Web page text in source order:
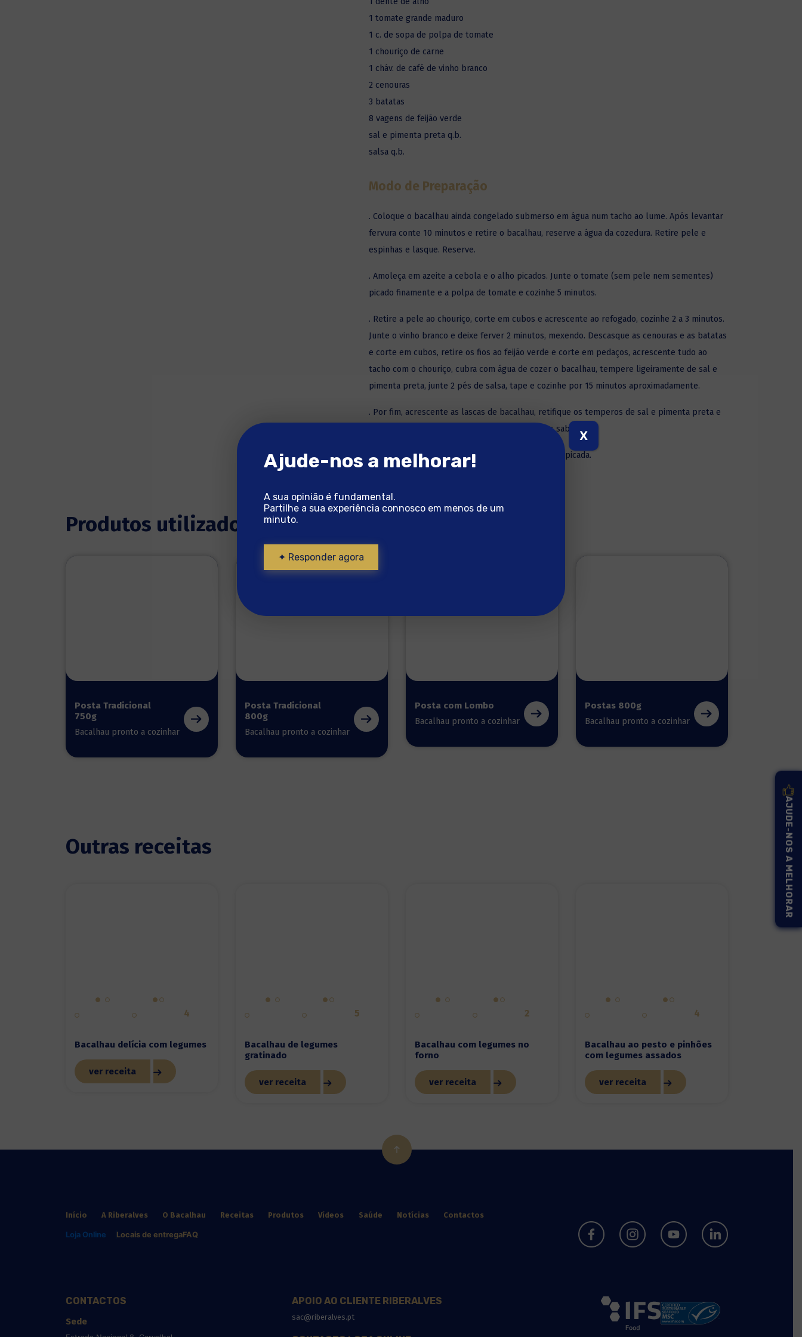
1 tomate grande maduro
1 c. de sopa de polpa de tomate
1 chouriço de carne
1 cháv. de café de vinho branco
2 cenouras
3 batatas
8 vagens de feijão verde
sal e pimenta preta q.b.
salsa q.b.
Modo de Preparação
. Coloque o bacalhau ainda congelado submerso em água num tacho ao lume. Após levantar
fervura conte 10 minutos e retire o bacalhau, reserve a água da cozedura. Retire pele e
espinhas e lasque. Reserve.
. Amoleça em azeite a cebola e o alho picados. Junte o tomate (sem pele nem sementes)
picado finamente e a polpa de tomate e cozinhe 5 minutos.
. Retire a pele ao chouriço, corte em cubos e acrescente ao refogado, cozinhe 2 a 3 minutos.
Junte o vinho branco e deixe ferver 2 minutos, mexendo. Descasque as cenouras e as batatas
e corte em cubos, retire os fios ao feijão verde e corte em pedaços, acrescente tudo ao
tacho com o chouriço, cubra com água de cozer o bacalhau, tempere ligeiramente de sal e
pimenta preta, junte 2 pés de salsa, tape e cozinhe por 15 minutos aproximadamente.
. Por fim, acrescente as lascas de bacalhau, retifique os temperos de sal e pimenta preta e
cozinhe por mais 2 a 3 minutos para envolver os sabores.
. Sirva a jardineira de bacalhau salpicada com salsa picada.
Produtos utilizados
Posta Tradicional
750g
Bacalhau pronto a cozinhar
Posta Tradicional
800g
Bacalhau pronto a cozinhar
Posta com Lombo
Bacalhau pronto a cozinhar
Postas 800g
Bacalhau pronto a cozinhar
Outras receitas
4
Bacalhau delícia com legumes
ver receita
5
Bacalhau de legumes
gratinado
ver receita
2
Bacalhau com legumes no
forno
ver receita
4
Bacalhau ao pesto e pinhões
com legumes assados
ver receita
Início A Riberalves O Bacalhau Receitas Produtos Vídeos Saúde Notícias Contactos
Loja Online Locais de entregaFAQ
CONTACTOS
Sede
APOIO AO CLIENTE RIBERALVES
sac@riberalves.pt
Ajude-nos a melhorar!
A sua opinião é fundamental.
Partilhe a sua experiência connosco em menos de um
minuto.
✦ Responder agora
X
AJUDE-NOS A MELHORAR